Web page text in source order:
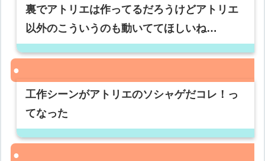
裏でアトリエは作ってるだろうけどアトリエ
以外のこういうのも動いててほしいね…
工作シーンがアトリエのソシャゲだコレ！っ
てなった